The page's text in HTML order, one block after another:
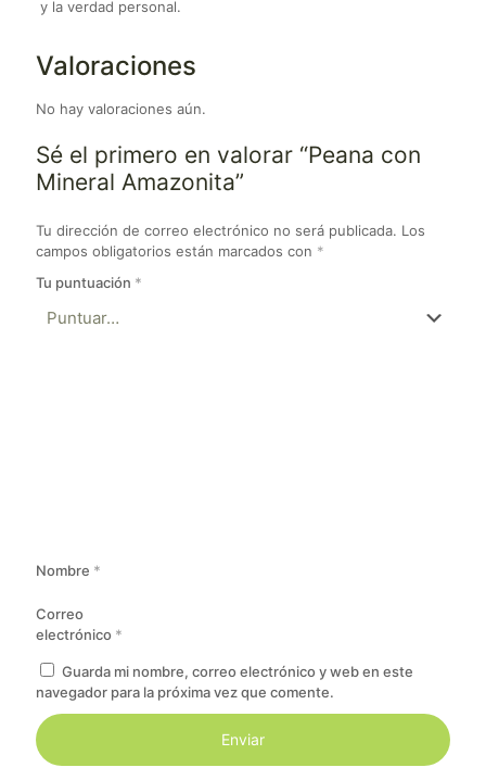
y la verdad personal.
Valoraciones
No hay valoraciones aún.
Sé el primero en valorar “Peana con
Mineral Amazonita”
Tu dirección de correo electrónico no será publicada. Los
campos obligatorios están marcados con *
Tu puntuación *
Nombre *
Correo
electrónico *
Guarda mi nombre, correo electrónico y web en este
navegador para la próxima vez que comente.